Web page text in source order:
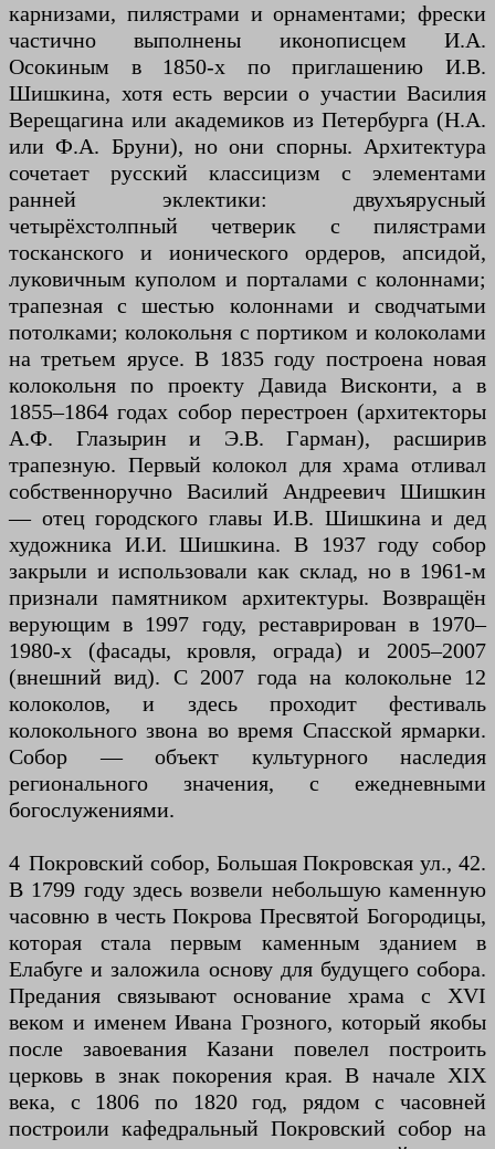
карнизами, пилястрами и орнаментами; фрески
частично выполнены иконописцем И.А.
Осокиным в 1850-х по приглашению И.В.
Шишкина, хотя есть версии о участии Василия
Верещагина или академиков из Петербурга (Н.А.
или Ф.А. Бруни), но они спорны. Архитектура
сочетает русский классицизм с элементами
ранней эклектики: двухъярусный
четырёхстолпный четверик с пилястрами
тосканского и ионического ордеров, апсидой,
луковичным куполом и порталами с колоннами;
трапезная с шестью колоннами и сводчатыми
потолками; колокольня с портиком и колоколами
на третьем ярусе. В 1835 году построена новая
колокольня по проекту Давида Висконти, а в
1855–1864 годах собор перестроен (архитекторы
А.Ф. Глазырин и Э.В. Гарман), расширив
трапезную. Первый колокол для храма отливал
собственноручно Василий Андреевич Шишкин
— отец городского главы И.В. Шишкина и дед
художника И.И. Шишкина. В 1937 году собор
закрыли и использовали как склад, но в 1961-м
признали памятником архитектуры. Возвращён
верующим в 1997 году, реставрирован в 1970–
1980-х (фасады, кровля, ограда) и 2005–2007
(внешний вид). С 2007 года на колокольне 12
колоколов, и здесь проходит фестиваль
колокольного звона во время Спасской ярмарки.
Собор — объект культурного наследия
регионального значения, с ежедневными
богослужениями.
4 Покровский собор, Большая Покровская ул., 42.
В 1799 году здесь возвели небольшую каменную
часовню в честь Покрова Пресвятой Богородицы,
которая стала первым каменным зданием в
Елабуге и заложила основу для будущего собора.
Предания связывают основание храма с XVI
веком и именем Ивана Грозного, который якобы
после завоевания Казани повелел построить
церковь в знак покорения края. В начале XIX
века, с 1806 по 1820 год, рядом с часовней
построили кафедральный Покровский собор на